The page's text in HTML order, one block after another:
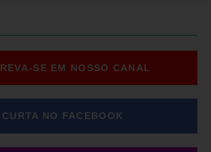
SE EM NOSSO CANAL
CURTA NO FACEBOOK